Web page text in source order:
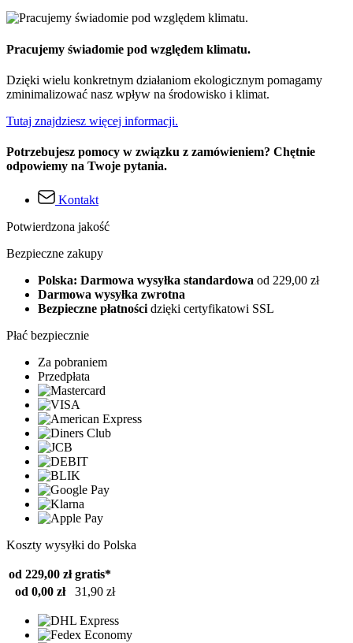
Pracujemy świadomie pod względem klimatu.
Dzięki wielu konkretnym działaniom ekologicznym pomagamy
zminimalizować nasz wpływ na środowisko i klimat.
Tutaj znajdziesz więcej informacji.
Potrzebujesz pomocy w związku z zamówieniem? Chętnie
odpowiemy na Twoje pytania.
Kontakt
Potwierdzona jakość
Bezpieczne zakupy
Polska: Darmowa wysyłka standardowa od 229,00 zł
Darmowa wysyłka zwrotna
Bezpieczne płatności dzięki certyfikatowi SSL
Płać bezpiecznie
Za pobraniem
Przedpłata
Koszty wysyłki do Polska
od 229,00 zł gratis*
od 0,00 zł
31,90 zł